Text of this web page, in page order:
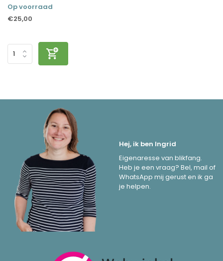
Op voorraad
€25,00
Hej, ik ben Ingrid
Eigenaresse van blikfang.
Heb je een vraag? Bel, mail of
WhatsApp mij gerust en ik ga
je helpen.